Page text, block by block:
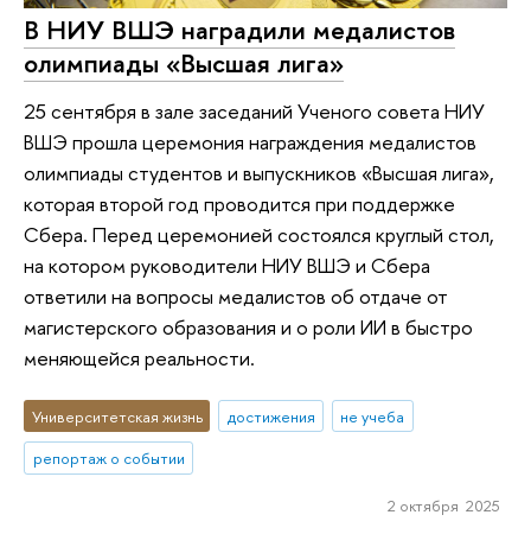
В НИУ ВШЭ наградили медалистов
олимпиады «Высшая лига»
25 сентября в зале заседаний Ученого совета НИУ
ВШЭ прошла церемония награждения медалистов
олимпиады студентов и выпускников «Высшая лига»,
которая второй год проводится при поддержке
Сбера. Перед церемонией состоялся круглый стол,
на котором руководители НИУ ВШЭ и Сбера
ответили на вопросы медалистов об отдаче от
магистерского образования и о роли ИИ в быстро
меняющейся реальности.
Университетская жизнь достижения
не учеба
репортаж о событии
2 октября 2025